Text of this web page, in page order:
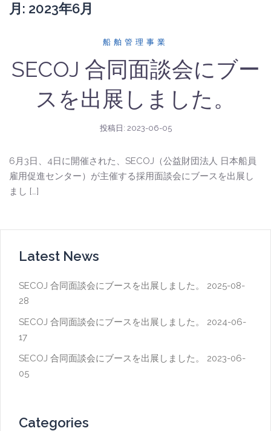
月: 2023年6月
船舶管理事業
SECOJ 合同面談会にブー
スを出展しました。
投稿日: 2023-06-05
6月3日、4日に開催された、SECOJ（公益財団法人 日本船員
雇用促進センター）が主催する採用面談会にブースを出展し
まし […]
Latest News
SECOJ 合同面談会にブースを出展しました。
2025-08-
28
SECOJ 合同面談会にブースを出展しました。
2024-06-
17
SECOJ 合同面談会にブースを出展しました。
2023-06-
05
Categories